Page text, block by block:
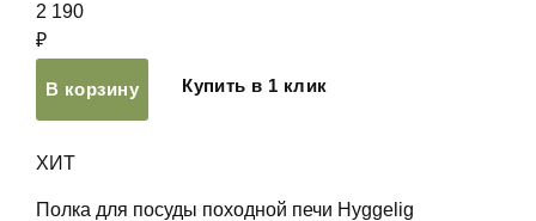
2 190
₽
В корзину Купить в 1 клик
ХИТ
Полка для посуды походной печи Hyggelig